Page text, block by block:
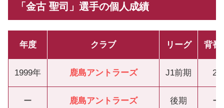
「金古 聖司」選手の個人成績
年度 クラブ リーグ 背番
1999年 鹿島アントラーズ J1前期 22
ー 鹿島アントラーズ 後期 ー